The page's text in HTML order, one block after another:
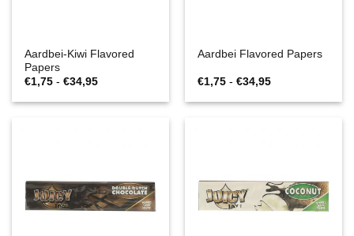
Aardbei-Kiwi Flavored
Papers
€1,75 - €34,95Prijsklasse:
tot
Aardbei Flavored Papers
€1,75 - €34,95Prijsklasse:
tot